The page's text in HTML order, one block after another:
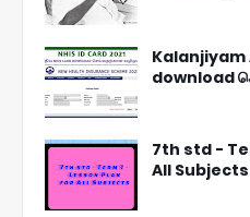
Kalanjiyam
download
7th std -
All